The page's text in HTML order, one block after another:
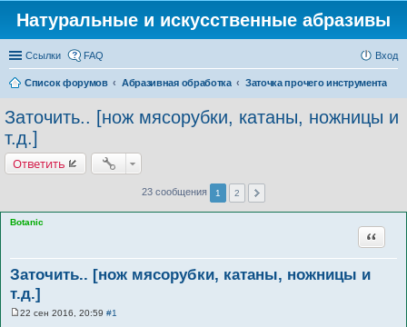
Натуральные и искусственные абразивы
Ссылки FAQ Вход
Список форумов Абразивная обработка Заточка прочего инструмента
Заточить.. [нож мясорубки, катаны, ножницы и
т.д.]
Ответить
23 сообщения 1 2
Botanic
Заточить.. [нож мясорубки, катаны, ножницы и
т.д.]
Цитата
22 сен 2016, 20:59 #1